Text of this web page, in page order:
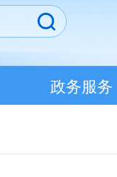
政务服务